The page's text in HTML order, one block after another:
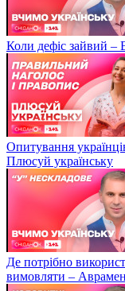
Коли дефіс зайвий –
Опитування
Плюсуй українську
Де потрібно
вимовляти –